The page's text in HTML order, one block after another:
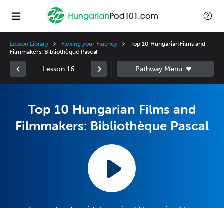
Lesson Library Flexing your Fluency
Top 10 Hungarian Films and
Filmmakers: Bibliothèque Pascal
Lesson 16
Top 10 Hungarian Films and
Filmmakers: Bibliothèque Pascal